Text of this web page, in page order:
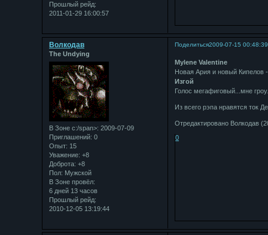
Прошлый рейд:
2011-01-29 16:00:57
Поделиться2009-07-15 00:48:39
Bолкодав
The Undying
В Зоне с:/span>: 2009-07-09
Приглашений: 0
Опыт: 15
Уважение: +8
Доброта: +8
Пол: Мужской
В Зоне провёл:
6 дней 13 часов
Прошлый рейд:
2010-12-05 13:19:44
Mylene Valentine
Новая Ария и новый Кипелов
Изгой
Голос мегафиговый...мне
Из всего рэпа нравятся ток
Отредактировано Bолкодав
0